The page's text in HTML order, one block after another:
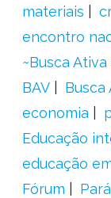
materiais
encontro
~Busca
BAV
Busca
economia
Educação
educação
Fórum
Pará